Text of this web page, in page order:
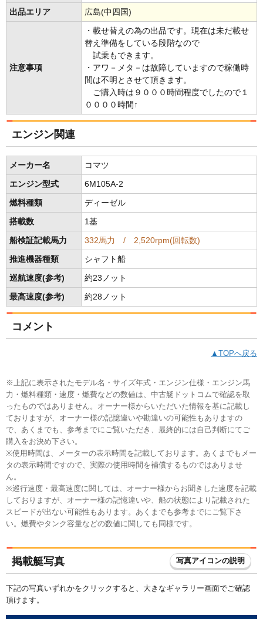
出品エリア 広島(中四国)
注意事項
・載せ替えの為の出品です。現在は未だ載せ
替え準備をしている段階なので
試乗もできます。
・アワ－メタ－は故障していますので稼働時
間は不明とさせて頂きます。
ご購入時は９０００時間程度でしたので１
００００時間↑
エンジン関連
メーカー名 コマツ
エンジン型式 6M105A-2
燃料種類 ディーゼル
搭載数 1基
船検証記載馬力 332馬力 / 2,520rpm(回転数)
推進機器種類 シャフト船
巡航速度(参考) 約23ノット
最高速度(参考) 約28ノット
コメント
▲TOPへ戻る
※上記に表示されたモデル名・サイズ年式・エンジン仕様・エンジン馬
力・燃料種類・速度・燃費などの数値は、中古艇ドットコムで確認を取
ったものではありません。オーナー様からいただいた情報を基に記載し
ておりますが、オーナー様の記憶違いや勘違いの可能性もありますの
で、あくまでも、参考までにご覧いただき、最終的には自己判断にてご
購入をお決め下さい。
※使用時間は、メーターの表示時間を記載しております。あくまでもメー
タの表示時間ですので、実際の使用時間を補償するものではありませ
ん。
※巡行速度・最高速度に関しては、オーナー様からお聞きした速度を記載
しておりますが、オーナー様の記憶違いや、船の状態により記載された
スピードが出ない可能性もあります。あくまでも参考までにご覧下さ
い。燃費やタンク容量などの数値に関しても同様です。
掲載艇写真 写真アイコンの説明
下記の写真いずれかをクリックすると、大きなギャラリー画面でご確認
頂けます。